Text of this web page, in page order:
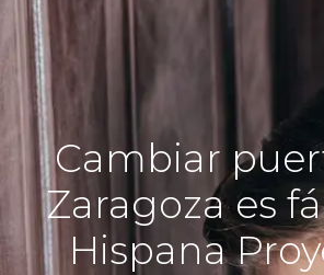
Cambiar
Zaragoza es
Hispana